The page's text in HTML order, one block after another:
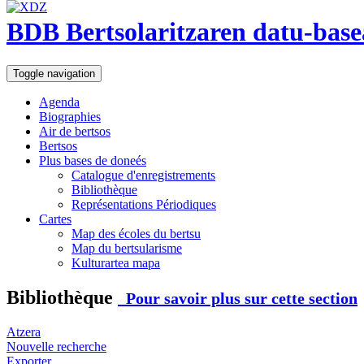
BDB Bertsolaritzaren datu-
Toggle navigation
Agenda
Biographies
Air de bertsos
Bertsos
Plus bases de doneés
Catalogue d'enregistrements
Bibliothèque
Représentations Périodiques
Cartes
Map des écoles du bertsu
Map du bertsularisme
Kulturartea mapa
Bibliothèque Pour savoir plus sur cette section
Atzera
Nouvelle recherche
Exporter